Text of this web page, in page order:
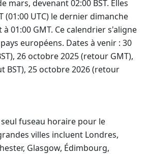
mars, devenant 02:00 BST. Elles
(01:00 UTC) le dernier dimanche
01:00 GMT. Ce calendrier s'aligne
européens. Dates à venir : 30
26 octobre 2025 (retour GMT),
BST), 25 octobre 2026 (retour
seul fuseau horaire pour le
villes incluent Londres,
Glasgow, Édimbourg,